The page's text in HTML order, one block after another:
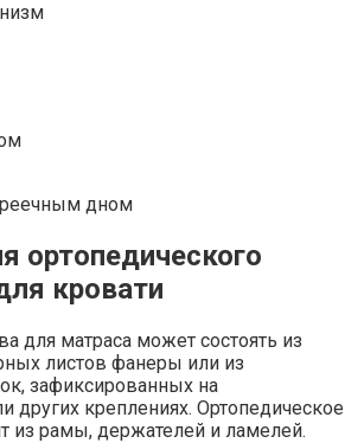
дном
ортопедического
кровати
для матраса может состоять из
листов фанеры или из
зафиксированных на
других креплениях. Ортопедическое
из рамы, держателей и ламелей.